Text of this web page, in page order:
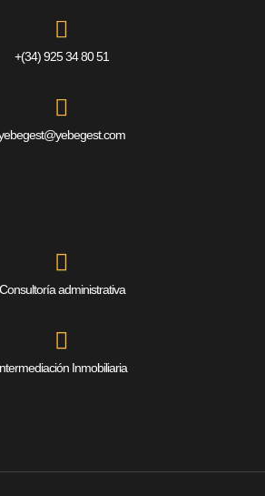
+(34) 925 34 80 51
Consultoría administrativa
Inmobiliaria